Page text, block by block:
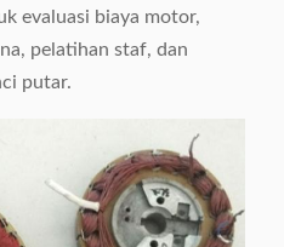
evaluasi biaya motor,
pelatihan staf, dan
putar.